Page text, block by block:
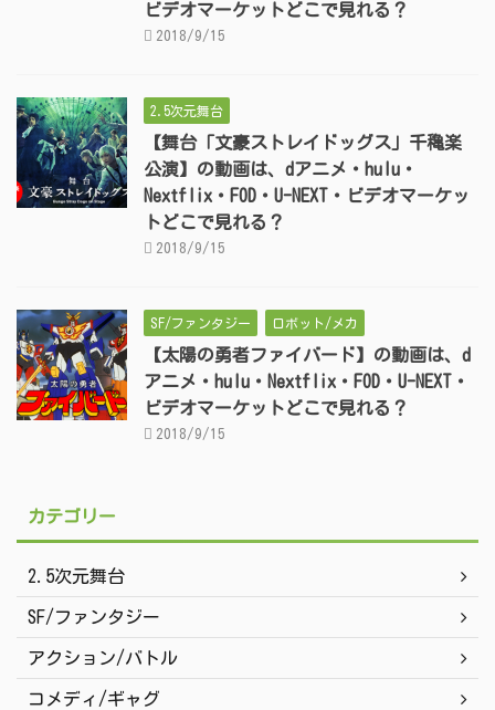
ビデオマーケットどこで見れる？
2018/9/15
2.5次元舞台
【舞台「文豪ストレイドッグス」千穐楽
公演】の動画は、dアニメ・hulu・
Nextflix・FOD・U-NEXT・ビデオマーケッ
トどこで見れる？
2018/9/15
SF/ファンタジー ロボット/メカ
【太陽の勇者ファイバード】の動画は、d
アニメ・hulu・Nextflix・FOD・U-NEXT・
ビデオマーケットどこで見れる？
2018/9/15
カテゴリー
2.5次元舞台
SF/ファンタジー
アクション/バトル
コメディ/ギャグ